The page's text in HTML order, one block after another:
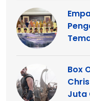
Box
Juta